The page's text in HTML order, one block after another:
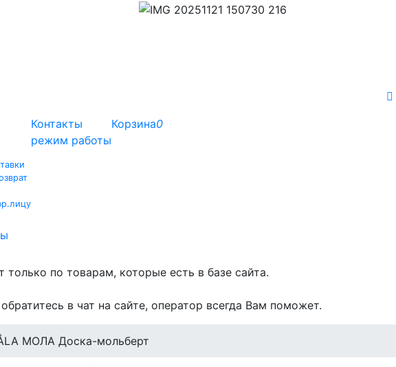
Контакты
режим работы
Корзина0
только по товарам, которые есть в базе сайта.
в чат на сайте, оператор всегда Вам поможет.
МОЛА Доска-мольберт